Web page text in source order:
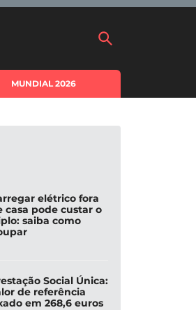
MUNDIAL 2026
elétrico fora
casa pode custar o
saiba como
Social Única:
de referência
em 268,6 euros